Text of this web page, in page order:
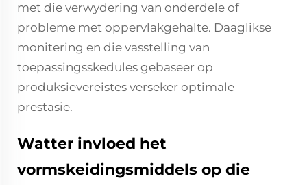
met die verwydering van onderdele of
probleme met oppervlakgehalte. Daaglikse
monitering en die vasstelling van
toepassingsskedules gebaseer op
produksievereistes verseker optimale
prestasie.
Watter invloed het
vormskeidingsmiddels op die